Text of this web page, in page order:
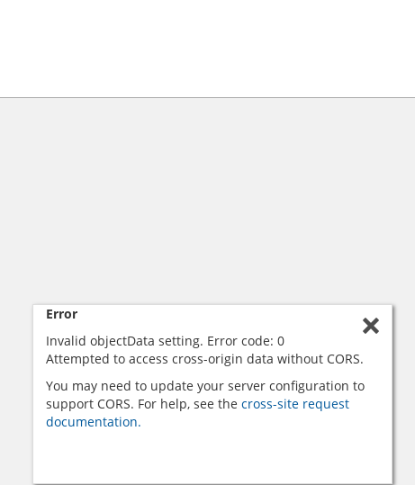
Error
Invalid objectData setting. Error code: 0
Attempted to access cross-origin data without CORS.
You may need to update your server configuration to
support CORS. For help, see the cross-site request
documentation.